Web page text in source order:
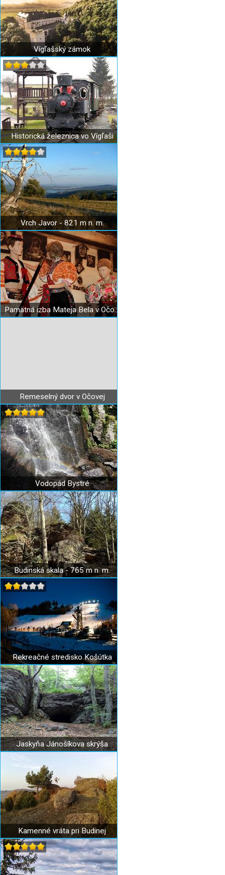
Vígľašský zámok
Historická železnica vo Vígľaši
Vrch Javor - 821 m n. m.
Pamätná izba Mateja Bela v Očovej
Remeselný dvor v Očovej
Vodopád Bystré
Budinská skala - 765 m n. m.
Rekreačné stredisko Košútka
Jaskyňa Jánošíkova skrýša
Kamenné vráta pri Budinej